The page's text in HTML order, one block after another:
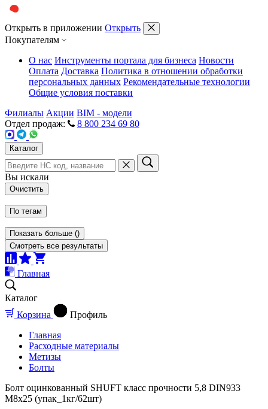
Открыть в приложении Открыть
Покупателям
О нас Инструменты портала для бизнеса Новости
Оплата Доставка Политика в отношении обработки
персональных данных Рекомендательные технологии
Общие условия поставки
Филиалы Акции BIM - модели
Отдел продаж:
8 800 234 69 80
Каталог
Вы искали
Очистить
По тегам
Показать больше ()
Смотреть все результаты
Главная
Каталог
Корзина
Профиль
Главная
Расходные материалы
Метизы
Болты
Болт оцинкованный SHUFT класс прочности 5,8 DIN933
М8x25 (упак_1кг/62шт)